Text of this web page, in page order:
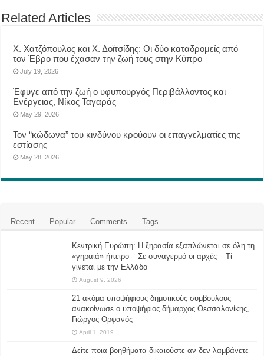
Related Articles
Χ. Χατζόπουλος και Χ. Δοϊτσίδης: Οι δύο καταδρομείς από
τον Έβρο που έχασαν την ζωή τους στην Κύπρο
July 19, 2026
Έφυγε από την ζωή ο υφυπουργός Περιβάλλοντος και
Ενέργειας, Νίκος Ταγαράς
May 29, 2026
Τον “κώδωνα” του κινδύνου κρούουν οι επαγγελματίες της
εστίασης
May 28, 2026
Recent Popular Comments Tags
Κεντρική Ευρώπη: Η ξηρασία εξαπλώνεται σε όλη τη
«γηραιά» ήπειρο – Σε συναγερμό οι αρχές – Τί
γίνεται με την Ελλάδα
August 9, 2026
21 ακόμα υποψήφιους δημοτικούς συμβούλους
ανακοίνωσε ο υποψήφιος δήμαρχος Θεσσαλονίκης,
Γιώργος Ορφανός
April 1, 2019
Δείτε ποια βοηθήματα δικαιούστε αν δεν λαμβάνετε